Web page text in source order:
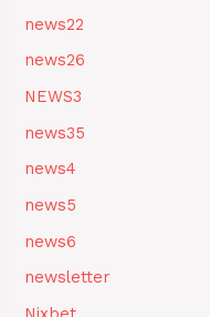
news22
news26
NEWS3
news35
news4
news5
news6
newsletter